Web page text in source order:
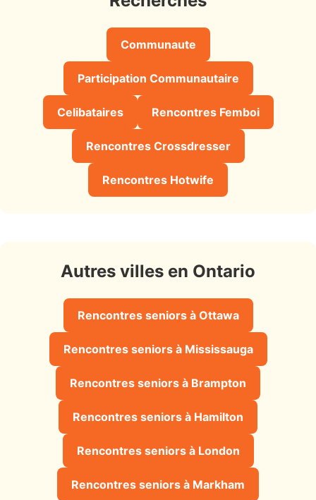
Communaute
Participation Communautaire
Celibataires Rencontres Femboi
Rencontres Crossdresser
Rencontres Hotwife
Autres villes en Ontario
Rencontres seniors à Ottawa
Rencontres seniors à Mississauga
Rencontres seniors à Brampton
Rencontres seniors à Hamilton
Rencontres seniors à London
Rencontres seniors à Markham